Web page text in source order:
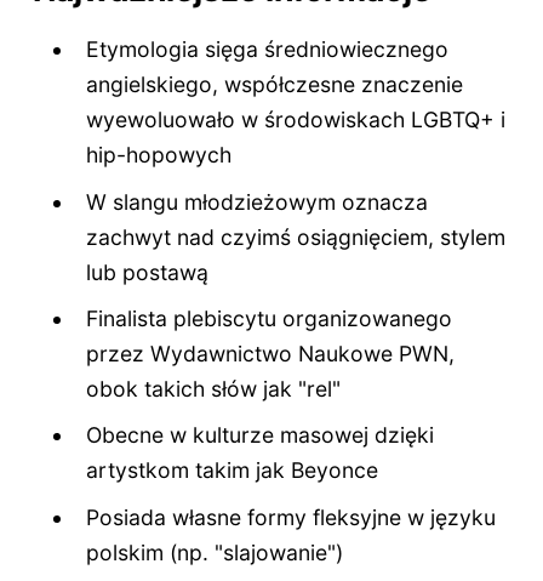
Etymologia sięga średniowiecznego
angielskiego, współczesne znaczenie
wyewoluowało w środowiskach LGBTQ+ i
hip-hopowych
W slangu młodzieżowym oznacza
zachwyt nad czyimś osiągnięciem, stylem
lub postawą
Finalista plebiscytu organizowanego
przez Wydawnictwo Naukowe PWN,
obok takich słów jak "rel"
Obecne w kulturze masowej dzięki
artystkom takim jak Beyonce
Posiada własne formy fleksyjne w języku
polskim (np. "slajowanie")